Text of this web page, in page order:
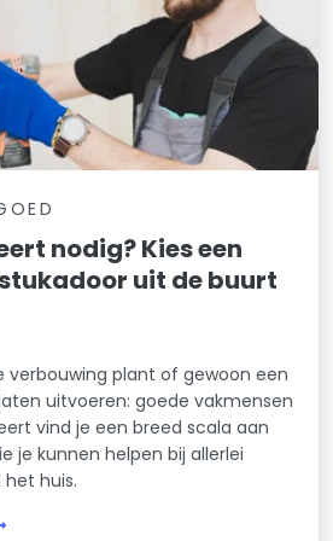
nodig? Kies een
uit de buurt
verbouwing plant of gewoon een
uitvoeren: goede vakmensen
vind je een breed scala aan
je kunnen helpen bij allerlei
huis.